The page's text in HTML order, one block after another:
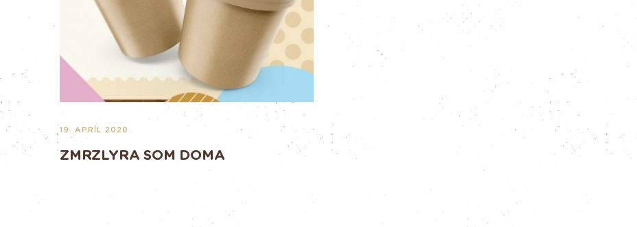
19. APRÍL 2020
ZMRZLYRA SOM DOMA